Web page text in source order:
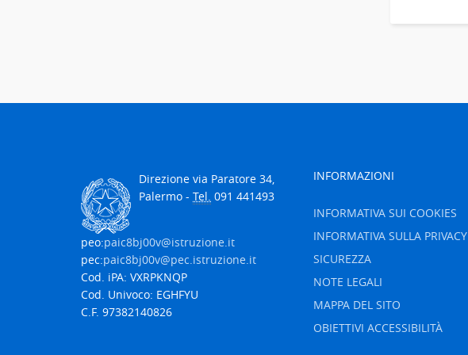
Direzione via Paratore 34,
Palermo - Tel. 091 441493
peo:paic8bj00v@istruzione.it
pec:paic8bj00v@pec.istruzione.it
Cod. iPA: VXRPKNQP
Cod. Univoco: EGHFYU
C.F. 97382140826
INFORMAZIONI
INFORMATIVA SUI COOKIES
INFORMATIVA SULLA PRIVACY
SICUREZZA
NOTE LEGALI
MAPPA DEL SITO
OBIETTIVI ACCESSIBILITÀ